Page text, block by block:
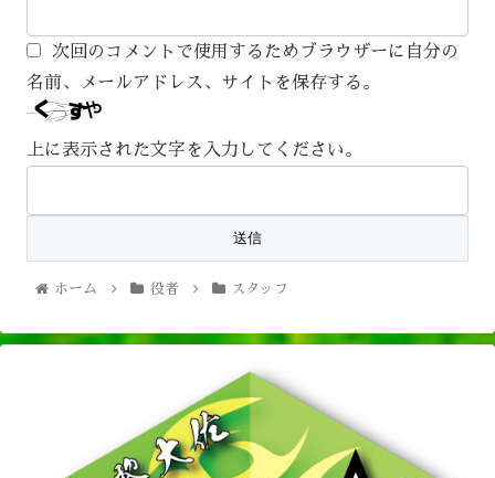
次回のコメントで使用するためブラウザーに自分の
名前、メールアドレス、サイトを保存する。
上に表示された文字を入力してください。
ホーム 役者 スタッフ